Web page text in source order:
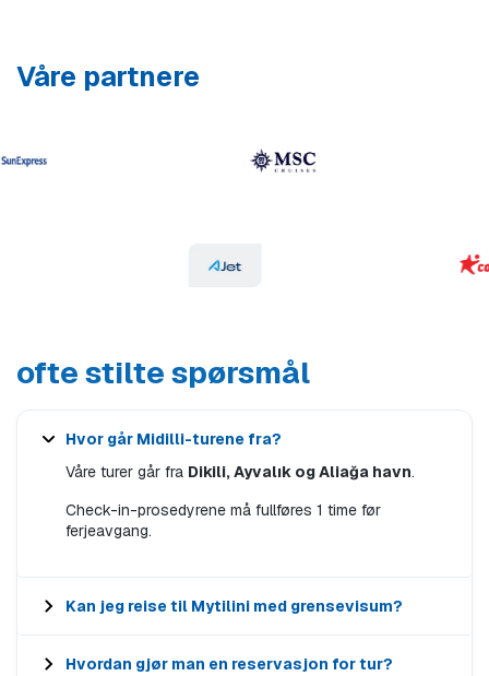
Våre partnere
ofte stilte spørsmål
Hvor går Midilli-turene fra?
Våre turer går fra Dikili, Ayvalık og Aliağa havn.
Check-in-prosedyrene må fullføres 1 time før
ferjeavgang.
Kan jeg reise til Mytilini med grensevisum?
Hvordan gjør man en reservasjon for tur?